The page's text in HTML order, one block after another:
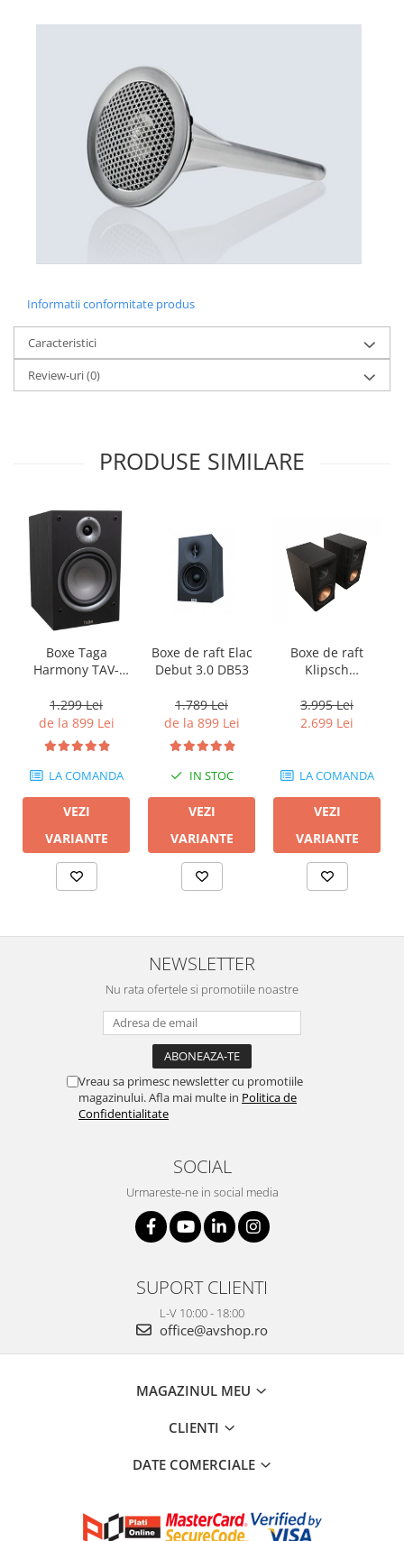
Informatii conformitate produs
Caracteristici
Review-uri(0)
PRODUSE SIMILARE
Boxe Taga
Harmony TAV-
1.299 Lei
de la 899 Lei
LA COMANDA
VEZI
VARIANTE
Boxe de raft Elac
Debut 3.0 DB53
1.789 Lei
de la 899 Lei
IN STOC
VEZI
VARIANTE
Boxe de raft
Klipsch
Premiere RP-
600M II
3.995 Lei
2.699 Lei
LA COMANDA
VEZI
VARIANTE
NEWSLETTER
Nu rata ofertele si promotiile noastre
Vreau sa primesc newsletter cu promotiile
magazinului. Afla mai multe in Politica de
Confidentialitate
SOCIAL
Urmareste-ne in social media
SUPORT CLIENTI
L-V 10:00 - 18:00
office@avshop.ro
MAGAZINUL MEU
CLIENTI
DATE COMERCIALE